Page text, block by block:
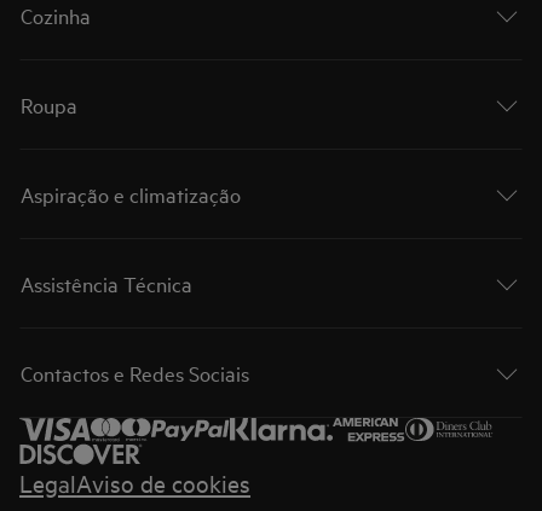
Cozinha
Roupa
Aspiração e climatização
Assistência Técnica
Contactos e Redes Sociais
LegalAviso de cookies